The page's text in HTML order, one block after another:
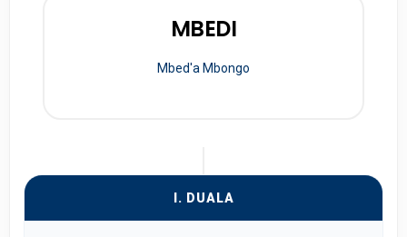
MBEDI
Mbed'a Mbongo
I. DUALA